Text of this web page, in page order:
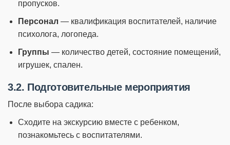
пропусков.
Персонал — квалификация воспитателей, наличие
психолога, логопеда.
Группы — количество детей, состояние помещений,
игрушек, спален.
3.2. Подготовительные мероприятия
После выбора садика:
Сходите на экскурсию вместе с ребенком,
познакомьтесь с воспитателями.